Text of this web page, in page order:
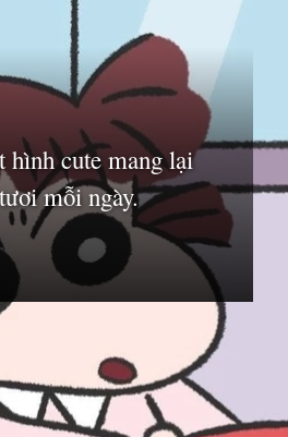
hình cute mang lại
mỗi ngày.